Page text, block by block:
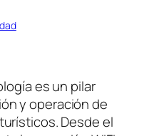
es un pilar
y operación de
Desde el